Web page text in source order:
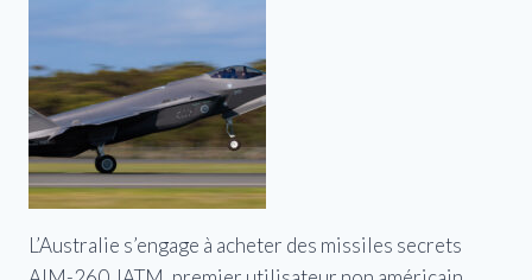
L’Australie s’engage à acheter des missiles secrets